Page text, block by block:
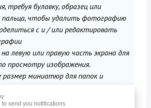
требуя булавку, образец или
чтобы удалить фотографию
с и / или редактировать
левую или правую часть экрана для
просмотру изображения.
размер миниатюр для папок и
с помощью жеста «щепотка-зум»
в режим просмотра
to send you notifications